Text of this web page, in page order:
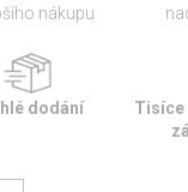
nákupu
dodání
Tisíce